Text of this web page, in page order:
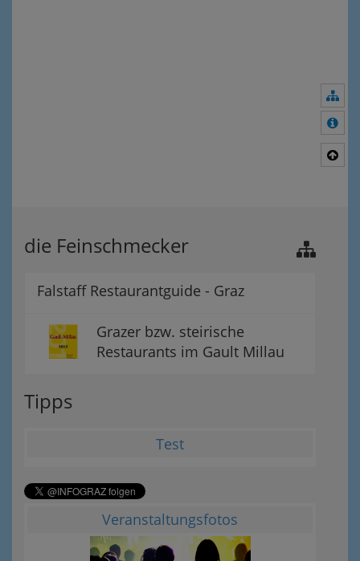
die Feinschmecker
Falstaff Restaurantguide - Graz
Grazer bzw. steirische
Restaurants im Gault Millau
Tipps
Test
Veranstaltungsfotos